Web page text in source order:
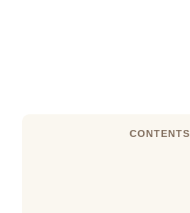
CONTENTS